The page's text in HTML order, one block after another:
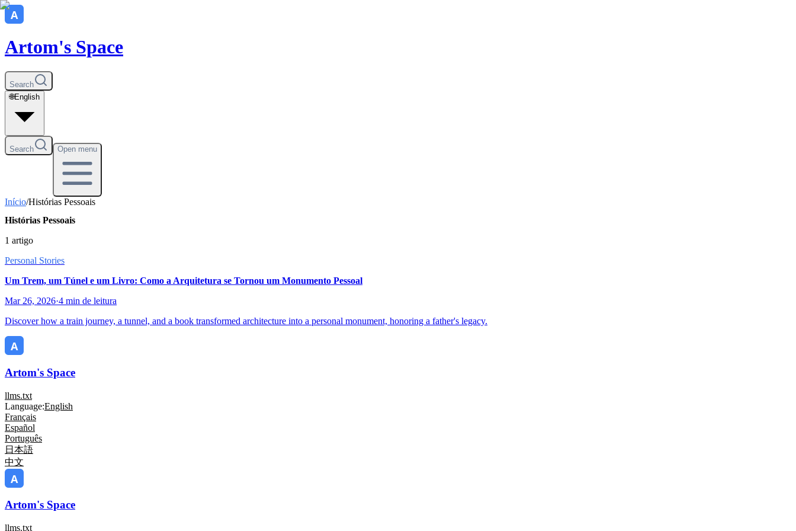
Artom's Space
Search
🌐English
Search Open menu
Início/Histórias Pessoais
Histórias Pessoais
1 artigo
Personal Stories
Um Trem, um Túnel e um Livro: Como a Arquitetura se Tornou um Monumento Pessoal
Mar 26, 2026·4 min de leitura
Discover how a train journey, a tunnel, and a book transformed architecture into a personal monument, honoring a father's legacy.
Artom's Space
llms.txt
Language:English
Français
Español
Português
日本語
中文
Artom's Space
llms.txt